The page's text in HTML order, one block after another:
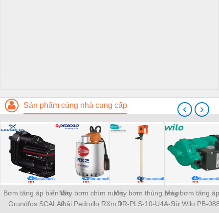
Sản phẩm cùng nhà cung cấp
Bơm tăng áp biến tần
Grundfos SCALA2
Máy bơm chìm nước
thải Pedrollo RXm 1
Máy bơm thùng phuy
DR-PLS-10-U4A-S
Máy bơm tăng
từ Wilo PB-
‹ ›